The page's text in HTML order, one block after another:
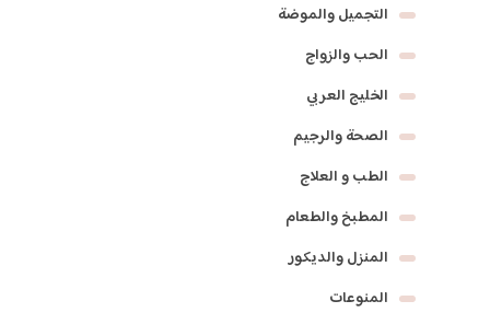
التجميل والموضة
الحب والزواج
الخليج العربي
الصحة والرجيم
الطب و العلاج
المطبخ والطعام
المنزل والديكور
المنوعات